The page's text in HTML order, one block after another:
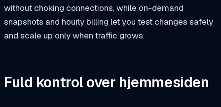
without choking connections, while on-demand
snapshots and hourly billing let you test changes safely
and scale up only when traffic grows.
Fuld kontrol over hjemmesiden